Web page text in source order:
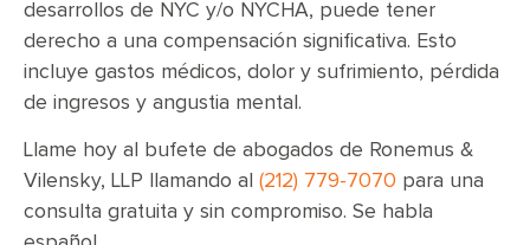
desarrollos de NYC y/o NYCHA, puede tener
derecho a una compensación significativa. Esto
incluye gastos médicos, dolor y sufrimiento, pérdida
de ingresos y angustia mental.
Llame hoy al bufete de abogados de Ronemus &
Vilensky, LLP llamando al (212) 779-7070 para una
consulta gratuita y sin compromiso. Se habla